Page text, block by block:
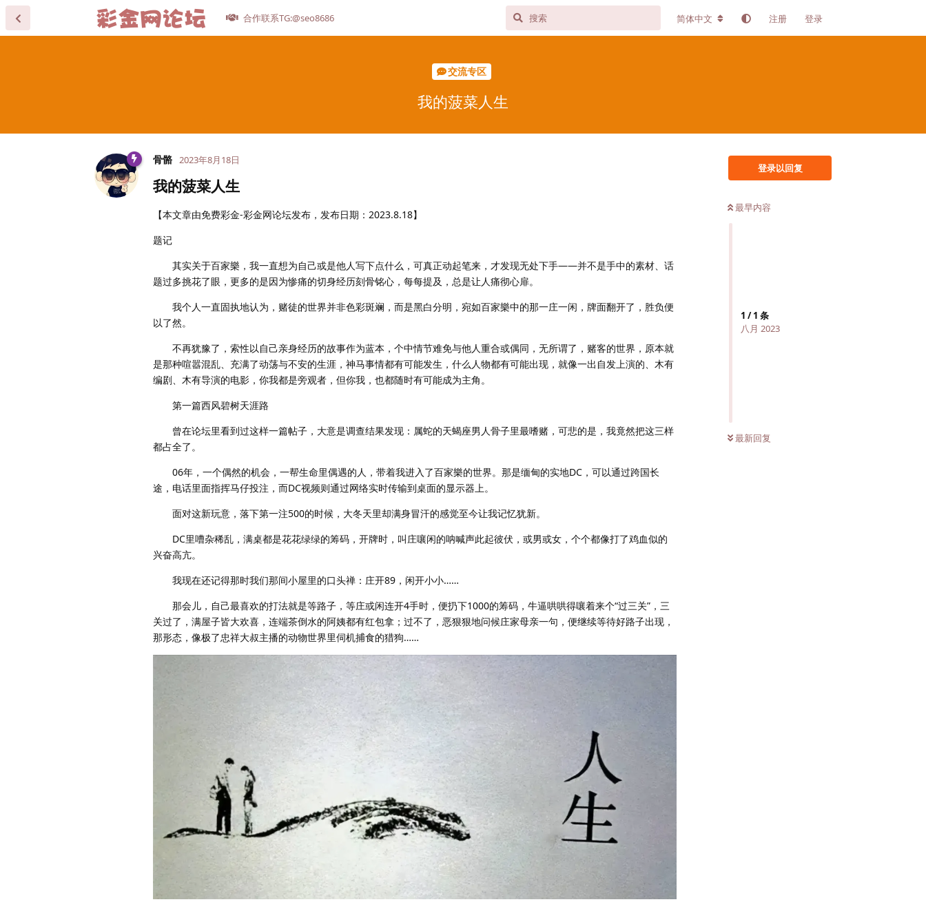
合作联系TG:@seo8686 简体中文 注册 登录
交流专区
我的菠菜人生
登录以回复
最早内容
1 /1 条
八月 2023
最新回复
骨骼 2023年8月18日
我的菠菜人生
【本文章由免费彩金-彩金网论坛发布，发布日期：2023.8.18】
题记
其实关于百家樂，我一直想为自己或是他人写下点什么，可真正动起笔来，才发现无处下手——并不是手中的素材、话
题过多挑花了眼，更多的是因为惨痛的切身经历刻骨铭心，每每提及，总是让人痛彻心扉。
我个人一直固执地认为，赌徒的世界并非色彩斑斓，而是黑白分明，宛如百家樂中的那一庄一闲，牌面翻开了，胜负便
以了然。
不再犹豫了，索性以自己亲身经历的故事作为蓝本，个中情节难免与他人重合或偶同，无所谓了，赌客的世界，原本就
是那种喧嚣混乱、充满了动荡与不安的生涯，神马事情都有可能发生，什么人物都有可能出现，就像一出自发上演的、木有
编剧、木有导演的电影，你我都是旁观者，但你我，也都随时有可能成为主角。
第一篇西风碧树天涯路
曾在论坛里看到过这样一篇帖子，大意是调查结果发现：属蛇的天蝎座男人骨子里最嗜赌，可悲的是，我竟然把这三样
都占全了。
06年，一个偶然的机会，一帮生命里偶遇的人，带着我进入了百家樂的世界。那是缅甸的实地DC，可以通过跨国长
途，电话里面指挥马仔投注，而DC视频则通过网络实时传输到桌面的显示器上。
面对这新玩意，落下第一注500的时候，大冬天里却满身冒汗的感觉至今让我记忆犹新。
DC里嘈杂稀乱，满桌都是花花绿绿的筹码，开牌时，叫庄嚷闲的呐喊声此起彼伏，或男或女，个个都像打了鸡血似的
兴奋高亢。
我现在还记得那时我们那间小屋里的口头禅：庄开89，闲开小小……
那会儿，自己最喜欢的打法就是等路子，等庄或闲连开4手时，便扔下1000的筹码，牛逼哄哄得嚷着来个“过三关”，三
关过了，满屋子皆大欢喜，连端茶倒水的阿姨都有红包拿；过不了，恶狠狠地问候庄家母亲一句，便继续等待好路子出现，
那形态，像极了忠祥大叔主播的动物世界里伺机捕食的猎狗……